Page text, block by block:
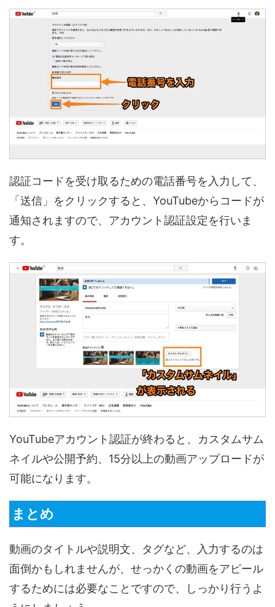
認証コードを受け取るための電話番号を入力して、
「送信」をクリックすると、YouTubeからコードが
通知されますので、アカウント認証設定を行いま
す。
YouTubeアカウント認証が終わると、カスタムサム
ネイルや公開予約、15分以上の動画アップロードが
可能になります。
まとめ
動画のタイトルや説明文、タグなど、入力するのは
面倒かもしれませんが、せっかくの動画をアピール
するためには必要なことですので、しっかり行うよ